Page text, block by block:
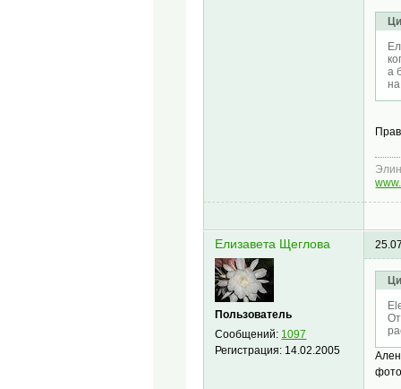
а
Елизавета Щеглова
Пользователь
Сообщений: 1097
Регистрация: 14.02.2005